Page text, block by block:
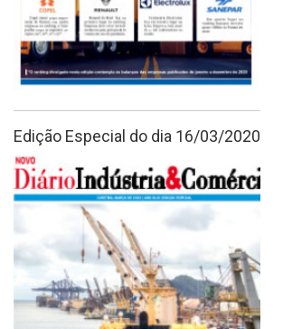
Edição Especial do dia 16/03/2020